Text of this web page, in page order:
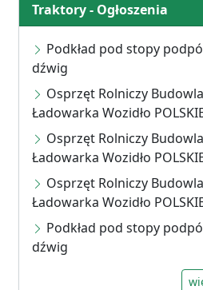
Traktory - Ogłoszenia
Podkład pod stopy
dźwig
Osprzęt Rolniczy
Ładowarka Wozidło
Osprzęt Rolniczy
Ładowarka Wozidło
Osprzęt Rolniczy
Ładowarka Wozidło
Podkład pod stopy
dźwig